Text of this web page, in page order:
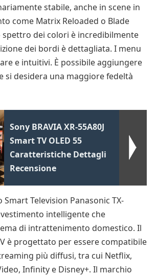
stabile, anche in scene in
come Matrix Reloaded o Blade
spettro dei colori è incredibilmente
dei bordi è dettagliata. I menu
e intuitivi. È possibile aggiungere
si desidera una maggiore fedeltà
Sony BRAVIA XR-55A80J
Smart TV OLED 55
Caratteristiche Dettagli
Recensione
Smart Television Panasonic TX-
intelligente che
di intrattenimento domestico. Il
è progettato per essere compatibile
più diffusi, tra cui Netflix,
Infinity e Disney+. Il marchio